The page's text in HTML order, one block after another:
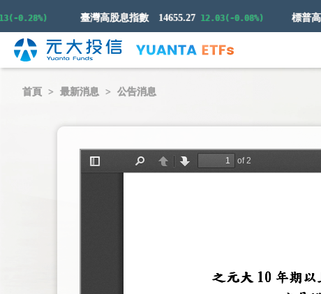
臺灣高股息指數 14655.27 12.03(-0.08%)
首頁 最新消息 公告消息